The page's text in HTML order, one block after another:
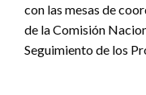
con las mesas de
de la Comisión
Seguimiento de los